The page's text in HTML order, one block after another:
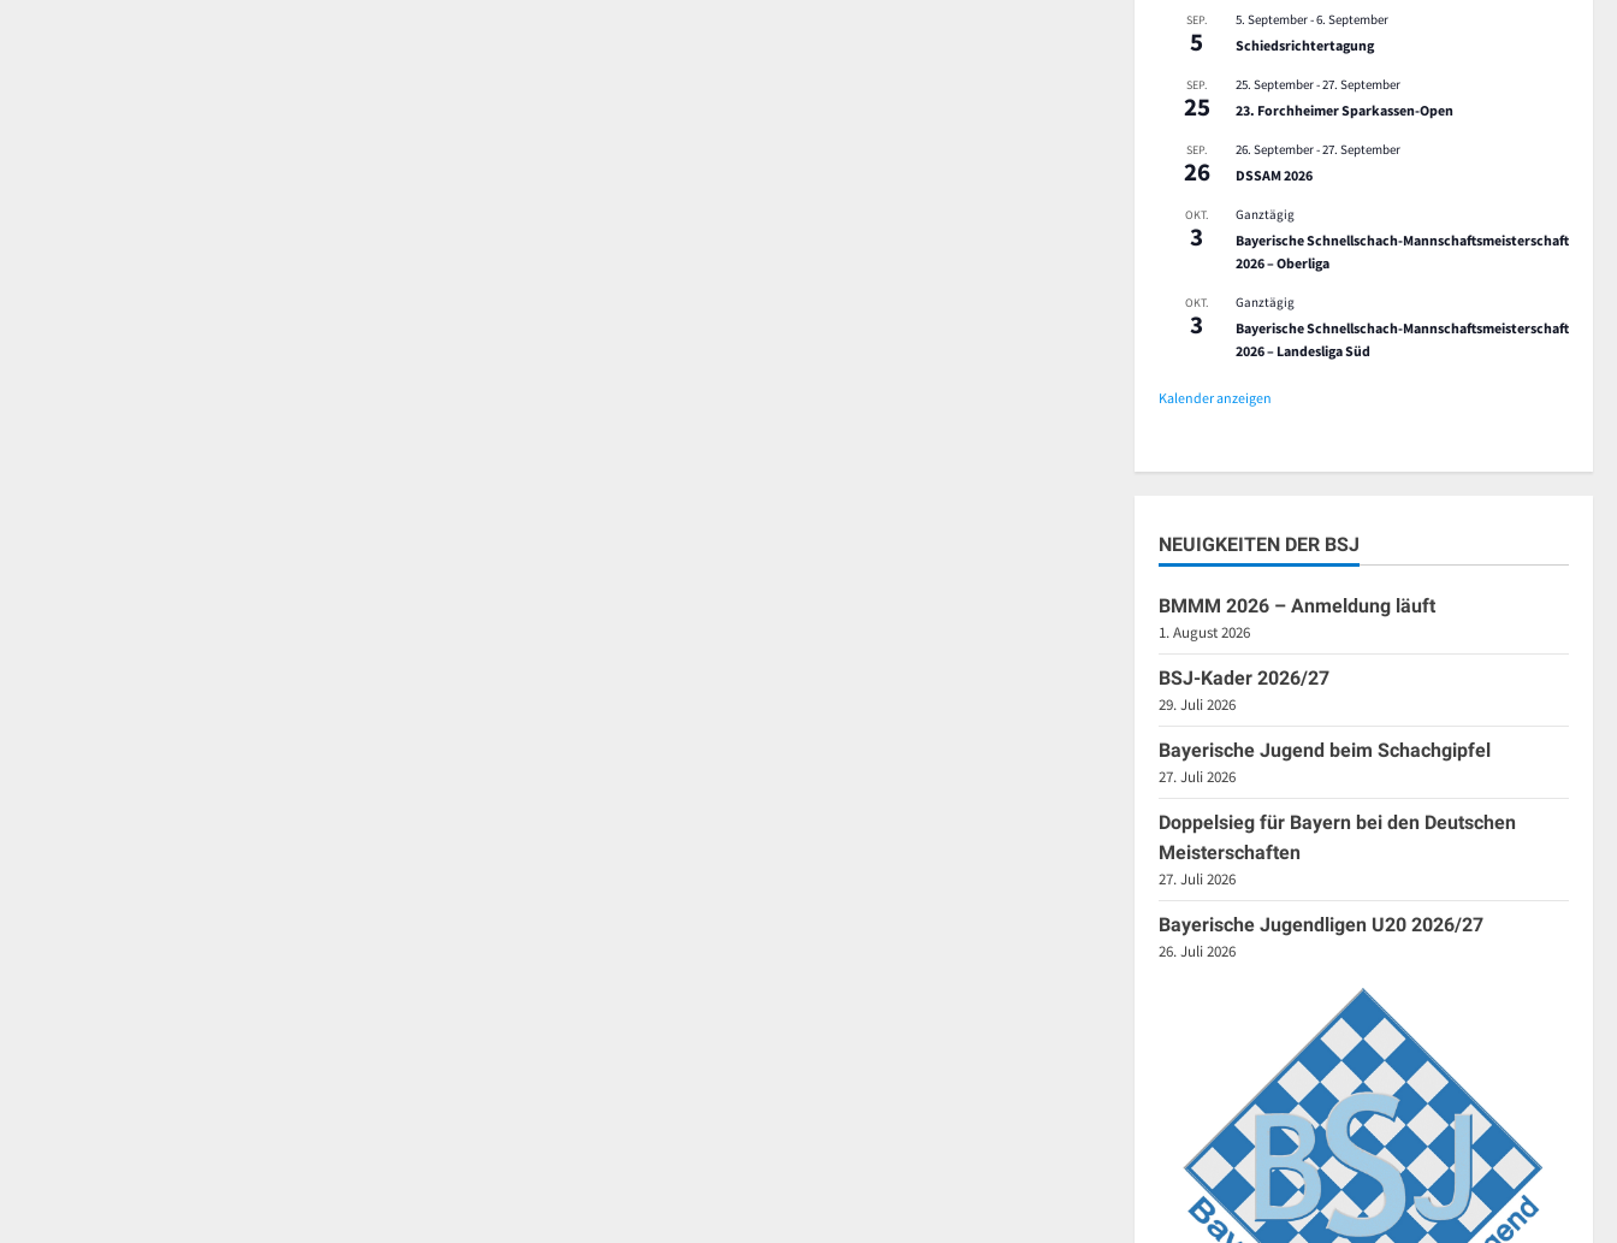
SEP.
5
5. September-6. September
Schiedsrichtertagung
SEP.
25
25. September-27. September
23. Forchheimer Sparkassen-Open
SEP.
26
26. September-27. September
DSSAM 2026
OKT.
3
Ganztägig
Bayerische Schnellschach-Mannschaftsmeisterschaft
2026 – Oberliga
OKT.
3
Ganztägig
Bayerische Schnellschach-Mannschaftsmeisterschaft
2026 – Landesliga Süd
Kalender anzeigen
NEUIGKEITEN DER BSJ
BMMM 2026 – Anmeldung läuft
1. August 2026
BSJ-Kader 2026/27
29. Juli 2026
Bayerische Jugend beim Schachgipfel
27. Juli 2026
Doppelsieg für Bayern bei den Deutschen
Meisterschaften
27. Juli 2026
Bayerische Jugendligen U20 2026/27
26. Juli 2026